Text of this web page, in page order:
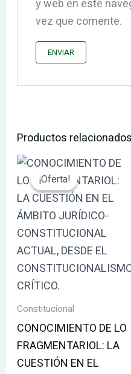
y web en este
vez que comente.
Productos relacionados
¡Oferta!
¡Oferta!
Constitucional
CONOCIMIENTO DE LO
FRAGMENTARIOL: LA
CUESTIÓN EN EL
El
precio
original
era:
22.88€.
El
precio
actual
es:
21.74€.